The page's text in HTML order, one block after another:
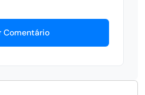
Comentário